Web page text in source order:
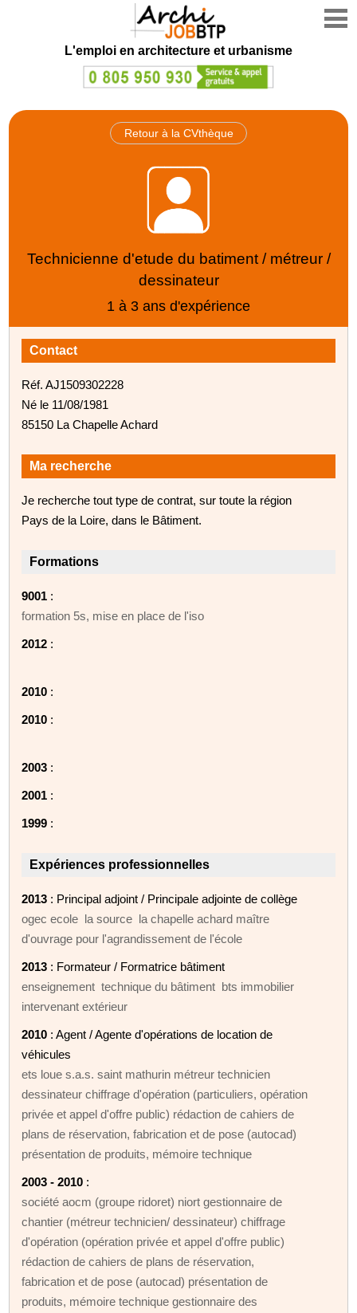
L'emploi en architecture et urbanisme
Retour à la CVthèque
Technicienne d'etude du batiment / métreur /
dessinateur
1 à 3 ans d'expérience
Contact
Réf. AJ1509302228
Né le 11/08/1981
85150 La Chapelle Achard
Ma recherche
Je recherche tout type de contrat, sur toute la région
Pays de la Loire, dans le Bâtiment.
Formations
9001 :
formation 5s, mise en place de l'iso
2012 :
2010 :
2010 :
2003 :
2001 :
1999 :
Expériences professionnelles
2013 : Principal adjoint / Principale adjointe de collège
ogec ecole la source la chapelle achard maître
d'ouvrage pour l'agrandissement de l'école
2013 : Formateur / Formatrice bâtiment
enseignement technique du bâtiment bts immobilier
intervenant extérieur
2010 : Agent / Agente d'opérations de location de
véhicules
ets loue s.a.s. saint mathurin métreur technicien
dessinateur chiffrage d'opération (particuliers, opération
privée et appel d'offre public) rédaction de cahiers de
plans de réservation, fabrication et de pose (autocad)
présentation de produits, mémoire technique
2003 - 2010 :
société aocm (groupe ridoret) niort gestionnaire de
chantier (métreur technicien/ dessinateur) chiffrage
d'opération (opération privée et appel d'offre public)
rédaction de cahiers de plans de réservation,
fabrication et de pose (autocad) présentation de
produits, mémoire technique gestionnaire des